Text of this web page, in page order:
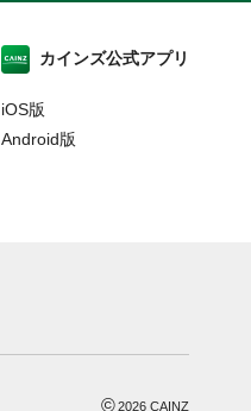
カインズ公式アプリ
iOS版
Android版
©2026 CAINZ